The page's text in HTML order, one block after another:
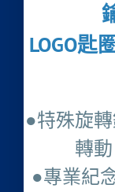
LOGO匙
●特殊旋
轉
●專業紀